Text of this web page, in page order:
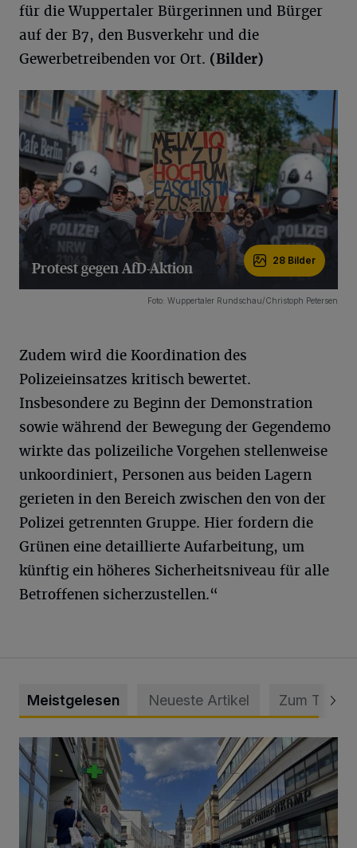
für die Wuppertaler Bürgerinnen und Bürger
auf der B7, den Busverkehr und die
Gewerbetreibenden vor Ort. (Bilder)
Protest gegen AfD-Aktion 28 Bilder
Foto: Wuppertaler Rundschau/Christoph Petersen
Zudem wird die Koordination des
Polizeieinsatzes kritisch bewertet.
Insbesondere zu Beginn der Demonstration
sowie während der Bewegung der Gegendemo
wirkte das polizeiliche Vorgehen stellenweise
unkoordiniert, Personen aus beiden Lagern
gerieten in den Bereich zwischen den von der
Polizei getrennten Gruppe. Hier fordern die
Grünen eine detaillierte Aufarbeitung, um
künftig ein höheres Sicherheitsniveau für alle
Betroffenen sicherzustellen.“
Meistgelesen Neueste Artikel Zum Thema
Ein Unzustand und Skandal